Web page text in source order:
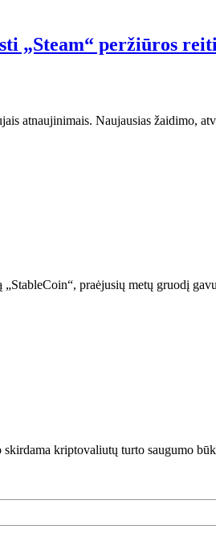
„Steam“ peržiūros
atnaujinimais. Naujausias žaidimo,
„StableCoin“, praėjusių metų gruodį
kriptovaliutų turto saugumo